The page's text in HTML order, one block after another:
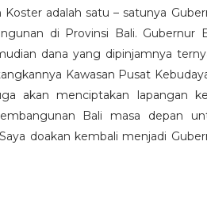
adalah satu – satunya
di Provinsi Bali. Gubernur
dana yang dipinjamnya
Kawasan Pusat
akan menciptakan lapangan
Bali masa depan
doakan kembali menjadi